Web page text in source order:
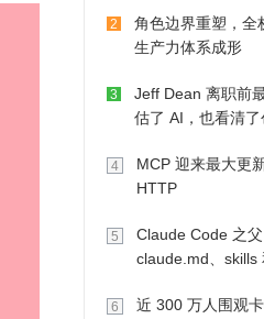
2
角色边界重塑，全
生产力体系成形
3
Jeff Dean 离职前
估了 AI，也看清
4
MCP 迎来最大更
HTTP
5
Claude Code 之
claude.md、skills
6
近 300 万人围观